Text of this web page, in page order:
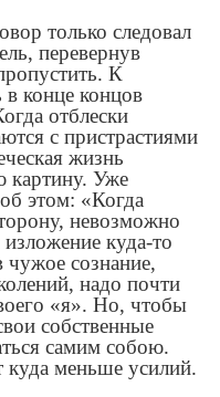
только следовал
перевернув
К
в конце концов
отблески
с пристрастиями
жизнь
картину. Уже
этом: «Когда
невозможно
куда-то
сознание,
надо почти
«я». Но, чтобы
собственные
самим собою.
куда меньше усилий.